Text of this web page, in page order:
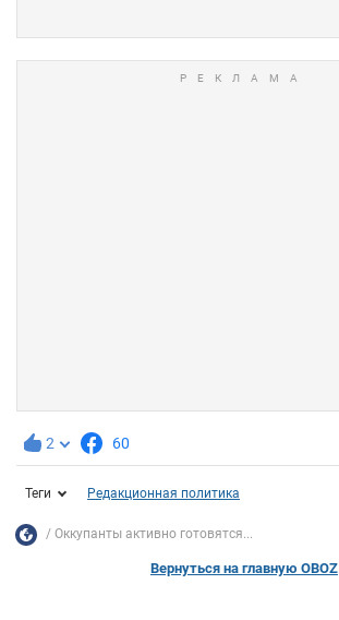
2 60
Теги Редакционная политика
Оккупанты активно готовятся...
Вернуться на главную OBOZ